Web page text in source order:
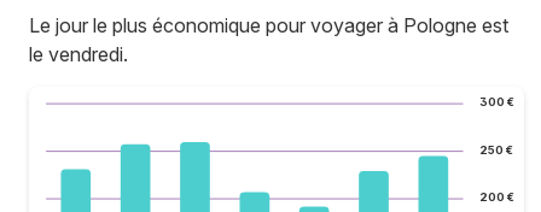
Le jour le plus économique pour voyager à Pologne est
le vendredi.
200 €
250 €
300 €